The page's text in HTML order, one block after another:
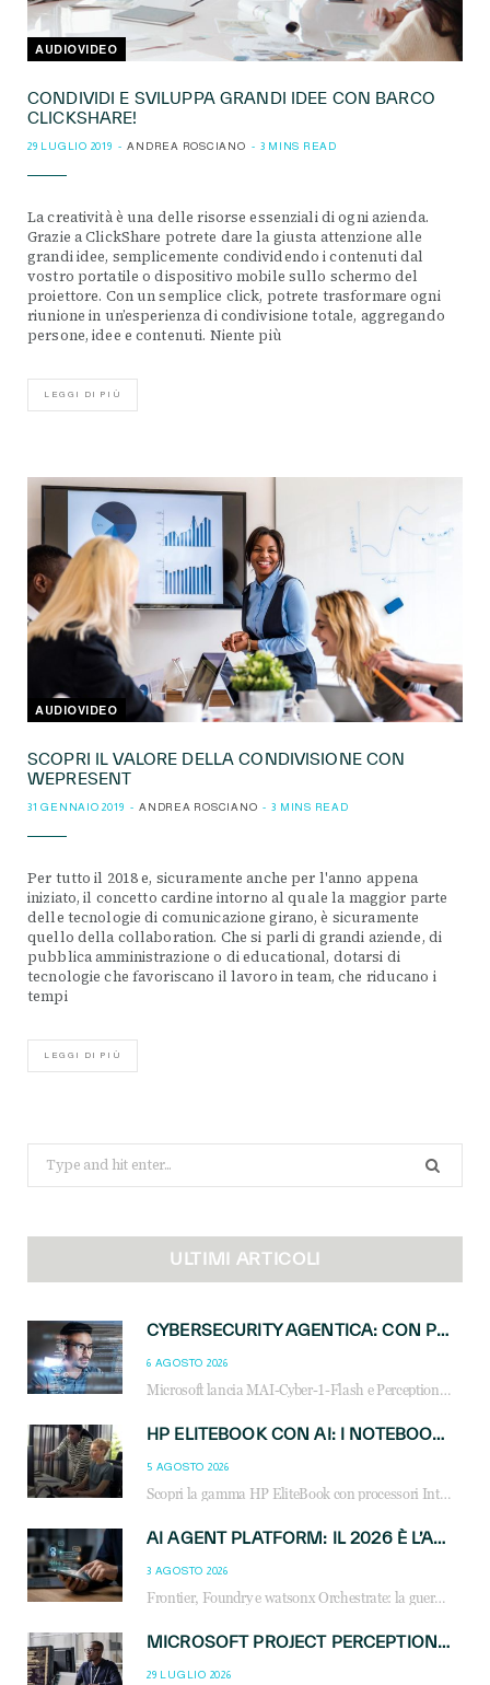
AUDIOVIDEO
CONDIVIDI E SVILUPPA GRANDI IDEE CON BARCO
CLICKSHARE!
29 LUGLIO 2019 ANDREA ROSCIANO 3 MINS READ
La creatività è una delle risorse essenziali di ogni azienda.
Grazie a ClickShare potrete dare la giusta attenzione alle
grandi idee, semplicemente condividendo i contenuti dal
vostro portatile o dispositivo mobile sullo schermo del
proiettore. Con un semplice click, potrete trasformare ogni
riunione in un’esperienza di condivisione totale, aggregando
persone, idee e contenuti. Niente più
LEGGI DI PIÙ
AUDIOVIDEO
SCOPRI IL VALORE DELLA CONDIVISIONE CON
WEPRESENT
31 GENNAIO 2019 ANDREA ROSCIANO 3 MINS READ
Per tutto il 2018 e, sicuramente anche per l'anno appena
iniziato, il concetto cardine intorno al quale la maggior parte
delle tecnologie di comunicazione girano, è sicuramente
quello della collaboration. Che si parli di grandi aziende, di
pubblica amministrazione o di educational, dotarsi di
tecnologie che favoriscano il lavoro in team, che riducano i
tempi
LEGGI DI PIÙ
Search
for:
ULTIMI ARTICOLI
CYBERSECURITY AGENTICA: CON PERCEPTION E MAI-CYBER-1-FLASH MICROSOFT APRE NUOVI SERVIZI PER IL CANALE
6 AGOSTO 2026
Microsoft lancia MAI-Cyber-1-Flash e Perception: cybersecurity agentica in preview dal 3 novembre. Cosa cambia per MSP, system integrator e reseller.
HP ELITEBOOK CON AI: I NOTEBOOK BUSINESS INTELLIGENTI CHE TRASFORMANO PRODUTTIVITÀ, SICUREZZA E LAVORO IBRIDO
5 AGOSTO 2026
Scopri la gamma HP EliteBook con processori Intel® Core™ Ultra e AMD Ryzen™ AI. Notebook business progettati per aumentare la produttività, migliorare la collaborazione e garantire sicurezza avanzata in ufficio e in mobilità.
AI AGENT PLATFORM: IL 2026 È L’ANNO DEL «SISTEMA OPERATIVO» PER GLI AGENTI AZIENDALI
3 AGOSTO 2026
Frontier, Foundry e watsonx Orchestrate: la guerra delle piattaforme AI agent ridisegna il mercato IT. Cosa cambia per reseller, MSP e system integrator.
MICROSOFT PROJECT PERCEPTION: COME GLI AGENTI AI CAMBIERANNO SOC, CYBERSECURITY E SERVIZI MSP
29 LUGLIO 2026